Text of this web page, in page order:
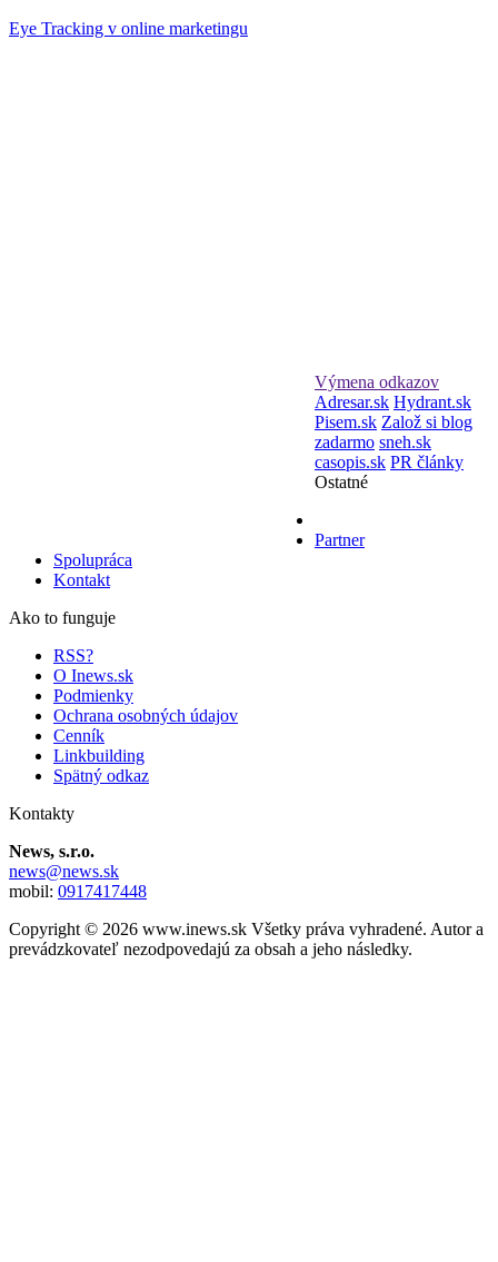
Eye Tracking v online marketingu
Výmena odkazov
Adresar.sk Hydrant.sk
Pisem.sk Založ si blog
zadarmo sneh.sk
casopis.sk PR články
Ostatné
Partner
Spolupráca
Kontakt
Ako to funguje
RSS?
O Inews.sk
Podmienky
Ochrana osobných údajov
Cenník
Linkbuilding
Spätný odkaz
Kontakty
News, s.r.o.
news@news.sk
mobil: 0917417448
Copyright © 2026 www.inews.sk Všetky práva vyhradené. Autor a
prevádzkovateľ nezodpovedajú za obsah a jeho následky.